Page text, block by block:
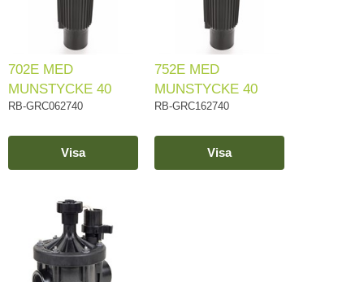
702E MED
MUNSTYCKE 40
RB-GRC062740
Visa
752E MED
MUNSTYCKE 40
RB-GRC162740
Visa